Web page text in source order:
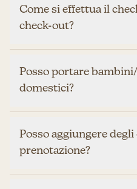
Come si effettua il
check-out?
Posso portare
domestici?
Posso aggiungere
prenotazione?